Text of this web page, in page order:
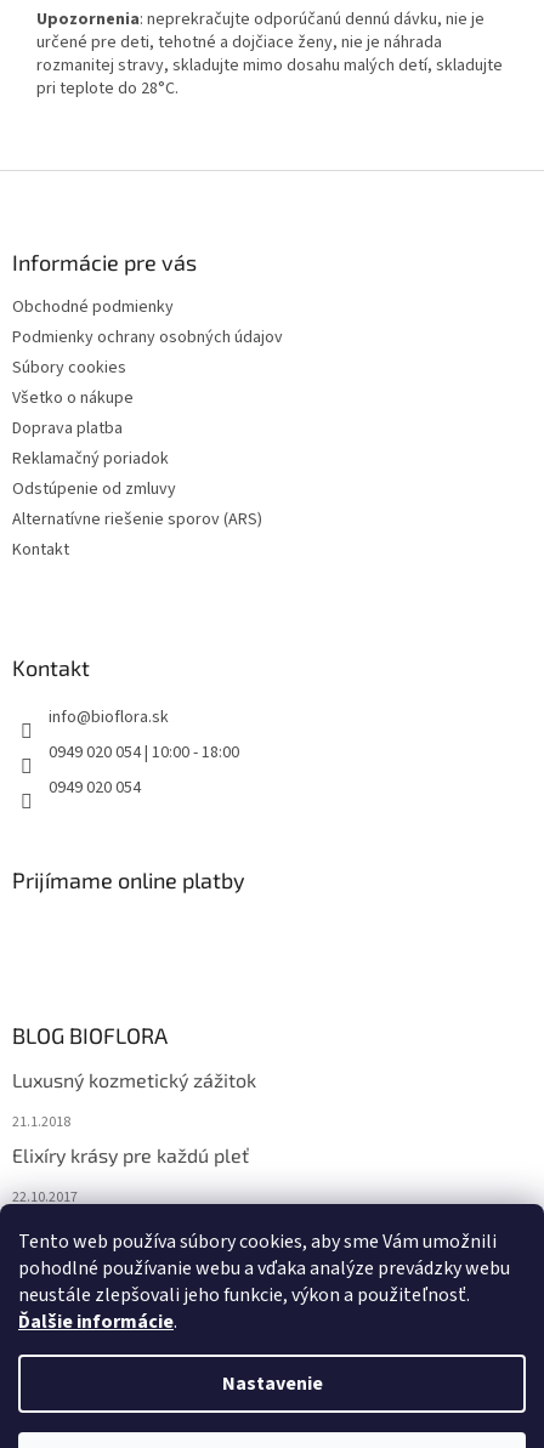
Tento web používa súbory cookies, aby sme Vám umožnili
pohodlné používanie webu a vďaka analýze prevádzky webu
neustále zlepšovali jeho funkcie, výkon a použiteľnosť.
Ďalšie informácie.
Nastavenie
Upozornenia: neprekračujte odporúčanú dennú dávku, nie je
určené pre deti, tehotné a dojčiace ženy, nie je náhrada
rozmanitej stravy, skladujte mimo dosahu malých detí, skladujte
pri teplote do 28°C.
Informácie pre vás
Obchodné podmienky
Podmienky ochrany osobných údajov
Súbory cookies
Všetko o nákupe
Doprava platba
Reklamačný poriadok
Odstúpenie od zmluvy
Alternatívne riešenie sporov (ARS)
Kontakt
Kontakt
info@bioflora.sk
0949 020 054 | 10:00 - 18:00
0949 020 054
Prijímame online platby
BLOG BIOFLORA
Luxusný kozmetický zážitok
21.1.2018
Elixíry krásy pre každú pleť
22.10.2017
Spoznajte prírodnú kozmetiku Sante
10.10.2017
Copyright 2026Bioflora.sk. Všetky práva vyhradené.Upraviť